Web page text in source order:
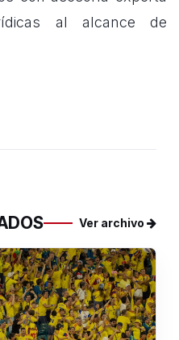
al alcance de
Ver archivo